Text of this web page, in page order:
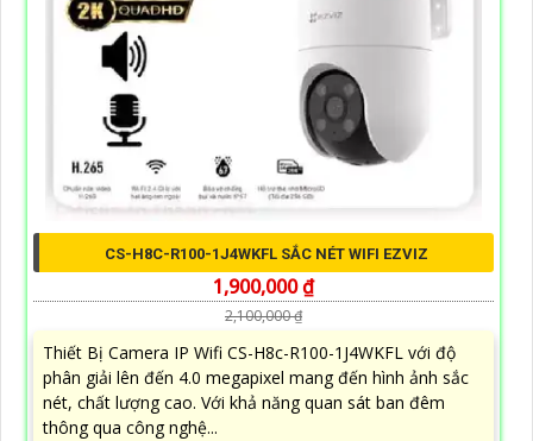
CS-H8C-R100-1J4WKFL SẮC NÉT WIFI EZVIZ
1,900,000 ₫
2,100,000 ₫
Thiết Bị Camera IP Wifi CS-H8c-R100-1J4WKFL với độ
phân giải lên đến 4.0 megapixel mang đến hình ảnh sắc
nét, chất lượng cao. Với khả năng quan sát ban đêm
thông qua công nghệ...